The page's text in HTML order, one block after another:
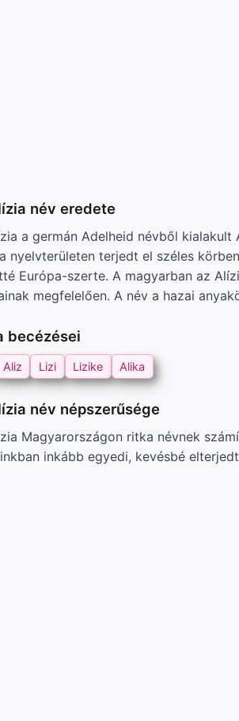
név eredete
a germán Adelheid névből
nyelvterületen terjedt el széles
Európa-szerte. A magyarban az
megfelelően. A név a hazai
becézései
Aliz Lizi Lizike Alika
név népszerűsége
Magyarországon ritka névnek
inkább egyedi, kevésbé